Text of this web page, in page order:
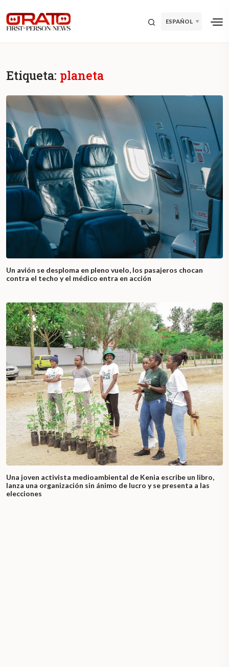
ESPAÑOL
Etiqueta: planeta
Un avión se desploma en pleno vuelo, los pasajeros chocan
contra el techo y el médico entra en acción
Una joven activista medioambiental de Kenia escribe un libro,
lanza una organización sin ánimo de lucro y se presenta a las
elecciones